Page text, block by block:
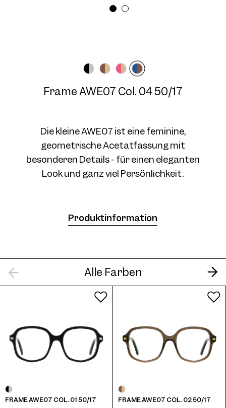
Frame AWE07 Col. 04 50/17
Die kleine AWE07 ist eine feminine,
geometrische Acetatfassung mit
besonderen Details - für einen eleganten
Look und ganz viel Persönlichkeit.
Produktinformation
Alle Farben
FRAME AWE07 COL. 01 50/17 FRAME AWE07 COL. 02 50/17
Frame AWE07 Col. 03 50/17
Frame AWE07 Col. 04 50/17